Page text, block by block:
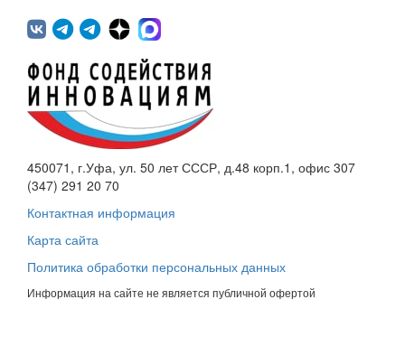
450071, г.Уфа, ул. 50 лет СССР, д.48 корп.1, офис 307
(347) 291 20 70
Контактная информация
Карта сайта
Политика обработки персональных данных
Информация на сайте не является публичной офертой